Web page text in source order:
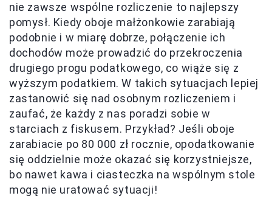
nie zawsze wspólne rozliczenie to najlepszy
pomysł. Kiedy oboje małżonkowie zarabiają
podobnie i w miarę dobrze, połączenie ich
dochodów może prowadzić do przekroczenia
drugiego progu podatkowego, co wiąże się z
wyższym podatkiem. W takich sytuacjach lepiej
zastanowić się nad osobnym rozliczeniem i
zaufać, że każdy z nas poradzi sobie w
starciach z fiskusem. Przykład? Jeśli oboje
zarabiacie po 80 000 zł rocznie, opodatkowanie
się oddzielnie może okazać się korzystniejsze,
bo nawet kawa i ciasteczka na wspólnym stole
mogą nie uratować sytuacji!